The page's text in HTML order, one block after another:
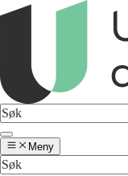
Meny